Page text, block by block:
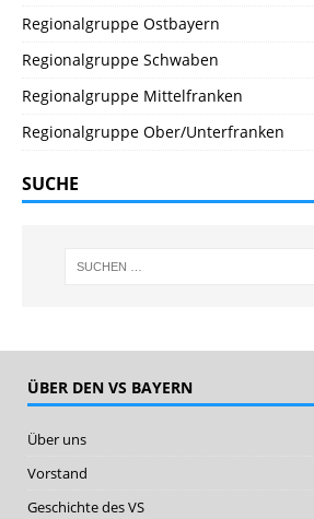
Regionalgruppe Ostbayern
Regionalgruppe Schwaben
Regionalgruppe Mittelfranken
Regionalgruppe Ober/Unterfranken
SUCHE
ÜBER DEN VS BAYERN
Über uns
Vorstand
Geschichte des VS